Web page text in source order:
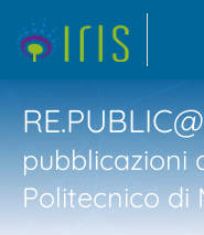
pubblicazioni
Politecnico di